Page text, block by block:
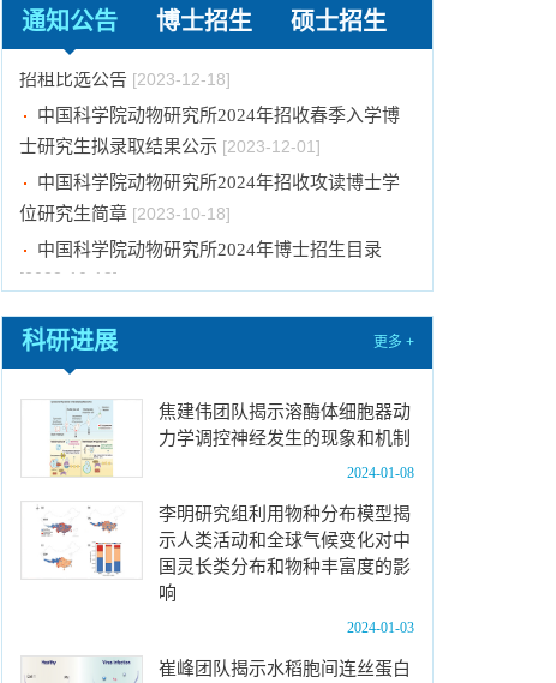
通知公告 博士招生 硕士招生
中国科学院动物研究所国家动物博物馆文创商店
招租比选公告
中国科学院动物研究所2024年招收春季入学博
士研究生拟录取结果公示[2023-12-01]
中国科学院动物研究所2024年招收攻读博士学
位研究生简章[2023-10-18]
中国科学院动物研究所2024年博士招生目录
[2023-10-18]
2024年招收推荐免试硕士（含直博）研究生第
四批拟录取结果公示[2023-10-17]
中国科学院动物研究所2024年推免生放弃拟录
取资格公示[2023-10-07]
技术奖项目的公示 [2024-01-03]
中国科学院动物研究所国家动物博物馆文创商店
[2023-12-18]
中国科学院动物研究所2024年招收春季入学博
士研究生拟录取结果公示[2023-12-01]
科研进展 更多 +
焦建伟团队揭示溶酶体细胞器动
力学调控神经发生的现象和机制
2024-01-08
李明研究组利用物种分布模型揭
示人类活动和全球气候变化对中
国灵长类分布和物种丰富度的影
响
2024-01-03
崔峰团队揭示水稻胞间连丝蛋白